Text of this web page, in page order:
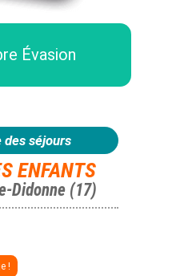
Évasion
des séjours
ENFANTS
Didonne (17)
!